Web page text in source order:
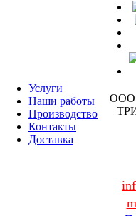
Услуги
Наши работы
Производство
Контакты
Доставка
ООО